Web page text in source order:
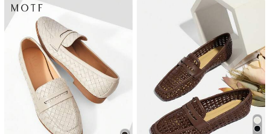
385 -8% ฿419
รองเท้าแมรี่เจนแบบรัดส้นพื้นนุ่มรุ่นใหม่สำหรับผู้หญิง,
เหมาะสำหรับชุดเดรส, แบบหัวเข็มขัด
4.62(8)
US มาตรฐาน
CN34 CN35 CN37 CN38 CN39